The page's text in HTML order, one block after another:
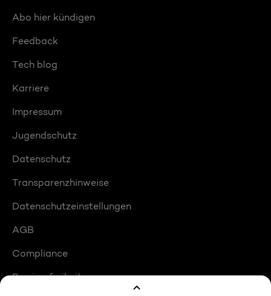
Abo hier kündigen
Feedback
Tech blog
Karriere
Impressum
Jugendschutz
Datenschutz
Transparenzhinweise
Datenschutzeinstellungen
AGB
Compliance
Barrierefreiheit